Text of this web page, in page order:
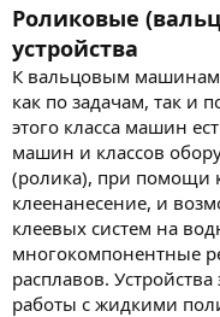
Роликовые
устройства
К вальцовым
как по задачам, так и
этого класса машин
машин и классов
(ролика), при помощи
клеенанесение, и
клеевых систем на
многокомпонентные
расплавов. Устройства
работы с жидкими